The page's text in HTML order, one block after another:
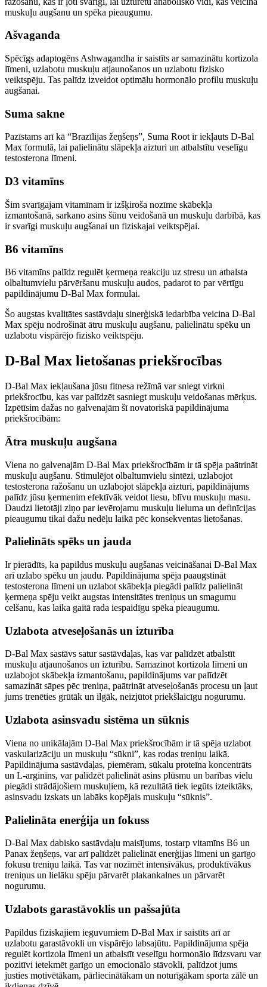
muskuļu augšanu un spēka pieaugumu.
Ašvaganda
Spēcīgs adaptogēns Ashwagandha ir saistīts ar samazinātu kortizola
līmeni, uzlabotu muskuļu atjaunošanos un uzlabotu fizisko
veiktspēju. Tas palīdz izveidot optimālu hormonālo profilu muskuļu
augšanai.
Suma sakne
Pazīstams arī kā “Brazīlijas žeņšeņs”, Suma Root ir iekļauts D-Bal
Max formulā, lai palielinātu slāpekļa aizturi un atbalstītu veselīgu
testosterona līmeni.
D3 vitamīns
Šim svarīgajam vitamīnam ir izšķiroša nozīme skābekļa
izmantošanā, sarkano asins šūnu veidošanā un muskuļu darbībā, kas
ir svarīgi muskuļu augšanai un fiziskajai veiktspējai.
B6 vitamīns
B6 vitamīns palīdz regulēt ķermeņa reakciju uz stresu un atbalsta
olbaltumvielu pārvēršanu muskuļu audos, padarot to par vērtīgu
papildinājumu D-Bal Max formulai.
Šo augstas kvalitātes sastāvdaļu sinerģiskā iedarbība veicina D-Bal
Max spēju nodrošināt ātru muskuļu augšanu, palielinātu spēku un
uzlabotu vispārējo fizisko veiktspēju.
D-Bal Max lietošanas priekšrocības
D-Bal Max iekļaušana jūsu fitnesa režīmā var sniegt virkni
priekšrocību, kas var palīdzēt sasniegt muskuļu veidošanas mērķus.
Izpētīsim dažas no galvenajām šī novatoriskā papildinājuma
priekšrocībām:
Ātra muskuļu augšana
Viena no galvenajām D-Bal Max priekšrocībām ir tā spēja paātrināt
muskuļu augšanu. Stimulējot olbaltumvielu sintēzi, uzlabojot
testosterona ražošanu un uzlabojot slāpekļa aizturi, papildinājums
palīdz jūsu ķermenim efektīvāk veidot liesu, blīvu muskuļu masu.
Daudzi lietotāji ziņo par ievērojamu muskuļu lieluma un definīcijas
pieaugumu tikai dažu nedēļu laikā pēc konsekventas lietošanas.
Palielināts spēks un jauda
Ir pierādīts, ka papildus muskuļu augšanas veicināšanai D-Bal Max
arī uzlabo spēku un jaudu. Papildinājuma spēja paaugstināt
testosterona līmeni un uzlabot skābekļa piegādi palīdz palielināt
ķermeņa spēju veikt augstas intensitātes treniņus un smagumu
celšanu, kas laika gaitā rada iespaidīgu spēka pieaugumu.
Uzlabota atveseļošanās un izturība
D-Bal Max sastāvs satur sastāvdaļas, kas var palīdzēt atbalstīt
muskuļu atjaunošanos un izturību. Samazinot kortizola līmeni un
uzlabojot skābekļa izmantošanu, papildinājums var palīdzēt
samazināt sāpes pēc treniņa, paātrināt atveseļošanās procesu un ļaut
jums trenēties grūtāk un ilgāk, neizjūtot priekšlaicīgu nogurumu.
Uzlabota asinsvadu sistēma un sūknis
Viena no unikālajām D-Bal Max priekšrocībām ir tā spēja uzlabot
vaskularizāciju un muskuļu “sūkni”, kas rodas treniņu laikā.
Papildinājuma sastāvdaļas, piemēram, sūkalu proteīna koncentrāts
un L-arginīns, var palīdzēt palielināt asins plūsmu un barības vielu
piegādi strādājošiem muskuļiem, kā rezultātā tiek iegūts izteiktāks,
asinsvadu izskats un labāks kopējais muskuļu “sūknis”.
Palielināta enerģija un fokuss
D-Bal Max dabisko sastāvdaļu maisījums, tostarp vitamīns B6 un
Panax žeņšeņs, var arī palīdzēt palielināt enerģijas līmeni un garīgo
fokusu treniņu laikā. Tas var nozīmēt intensīvākus, produktīvākus
treniņus un lielāku spēju pārvarēt plakankalnes un pārvarēt
nogurumu.
Uzlabots garastāvoklis un pašsajūta
Papildus fiziskajiem ieguvumiem D-Bal Max ir saistīts arī ar
uzlabotu garastāvokli un vispārējo labsajūtu. Papildinājuma spēja
regulēt kortizola līmeni un atbalstīt veselīgu hormonālo līdzsvaru var
pozitīvi ietekmēt garīgo un emocionālo stāvokli, palīdzot jums
justies motivētākam, pārliecinātākam un noturīgākam sporta zālē un